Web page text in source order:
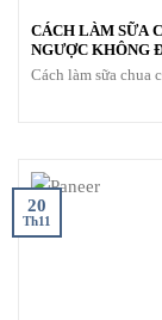
CÁCH LÀM SỮA
NGƯỢC KHÔNG
Cách làm sữa chua
20
Th11